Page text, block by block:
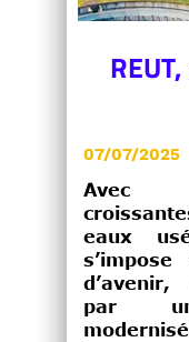
07/07/2025
Avec
eaux
par